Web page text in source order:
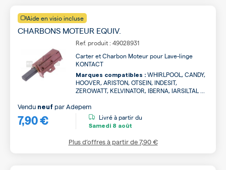
Aide en visio incluse
CHARBONS MOTEUR EQUIV.
Ref. produit : 49028931
Carter et Charbon Moteur pour Lave-linge
KONTACT
Marques compatibles : WHIRLPOOL, CANDY,
HOOVER, ARISTON, OTSEIN, INDESIT,
ZEROWATT, KELVINATOR, IBERNA, IARSILTAL ...
7,90 €
Vendu neuf parAdepem
Livré à partir du
Samedi 8 août
Plus d’offres à partir de7,90 €